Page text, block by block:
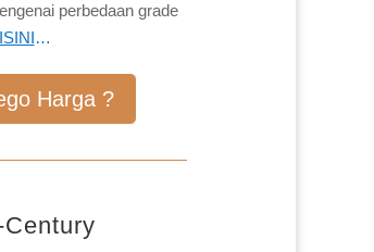
perbedaan grade
…
Harga ?